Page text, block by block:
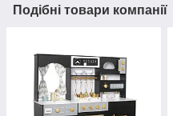
Подібні товари компанії